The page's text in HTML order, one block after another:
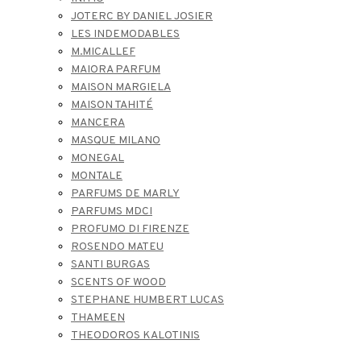
JOTERC BY DANIEL JOSIER
LES INDEMODABLES
M.MICALLEF
MAIORA PARFUM
MAISON MARGIELA
MAISON TAHITÉ
MANCERA
MASQUE MILANO
MONEGAL
MONTALE
PARFUMS DE MARLY
PARFUMS MDCI
PROFUMO DI FIRENZE
ROSENDO MATEU
SANTI BURGAS
SCENTS OF WOOD
STEPHANE HUMBERT LUCAS
THAMEEN
THEODOROS KALOTINIS